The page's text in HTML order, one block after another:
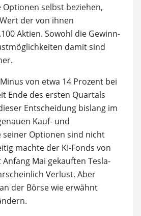
selbst beziehen,
der von ihnen
Aktien. Sowohl die Gewinn-
damit sind
von etwa 14 Prozent bei
Ende des ersten Quartals
Entscheidung bislang im
Kauf- und
seiner Optionen sind nicht
machte der KI-Fonds von
Mai gekauften Tesla-
Verlust. Aber
der Börse wie erwähnt